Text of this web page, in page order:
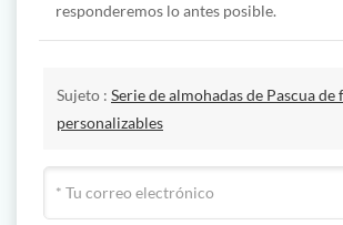
responderemos lo antes posible.
Sujeto : Serie de almohadas de Pascua de
personalizables